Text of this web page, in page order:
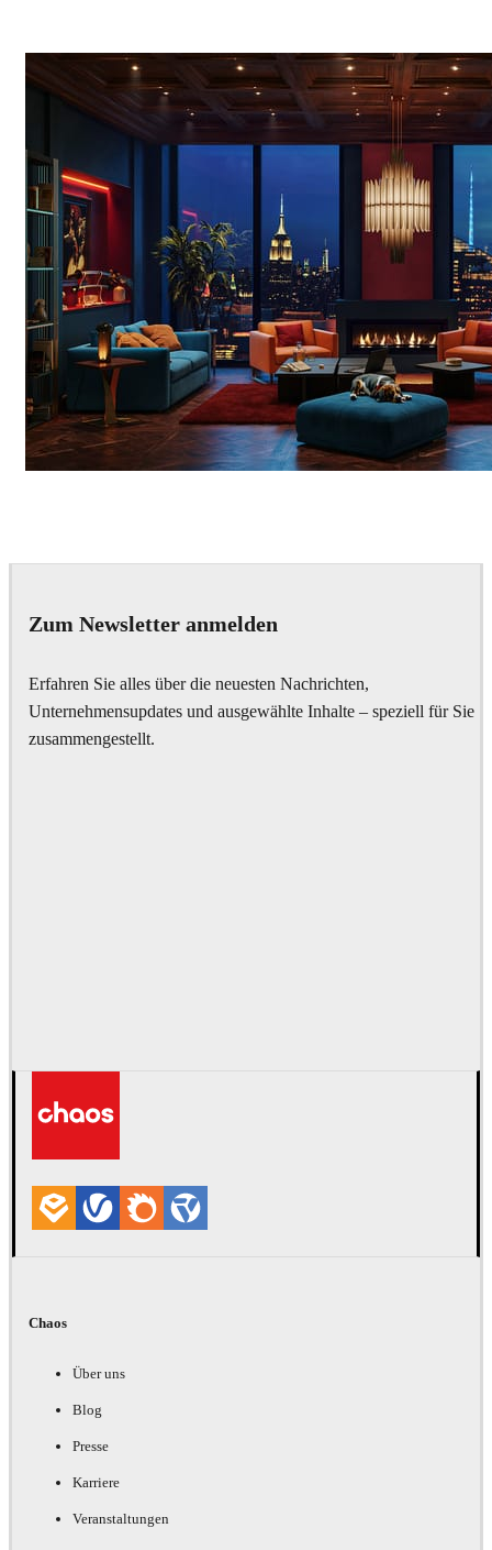
Zum Newsletter anmelden
Erfahren Sie alles über die neuesten Nachrichten,
Unternehmensupdates und ausgewählte Inhalte – speziell für Sie
zusammengestellt.
Chaos
Über uns
Blog
Presse
Karriere
Veranstaltungen